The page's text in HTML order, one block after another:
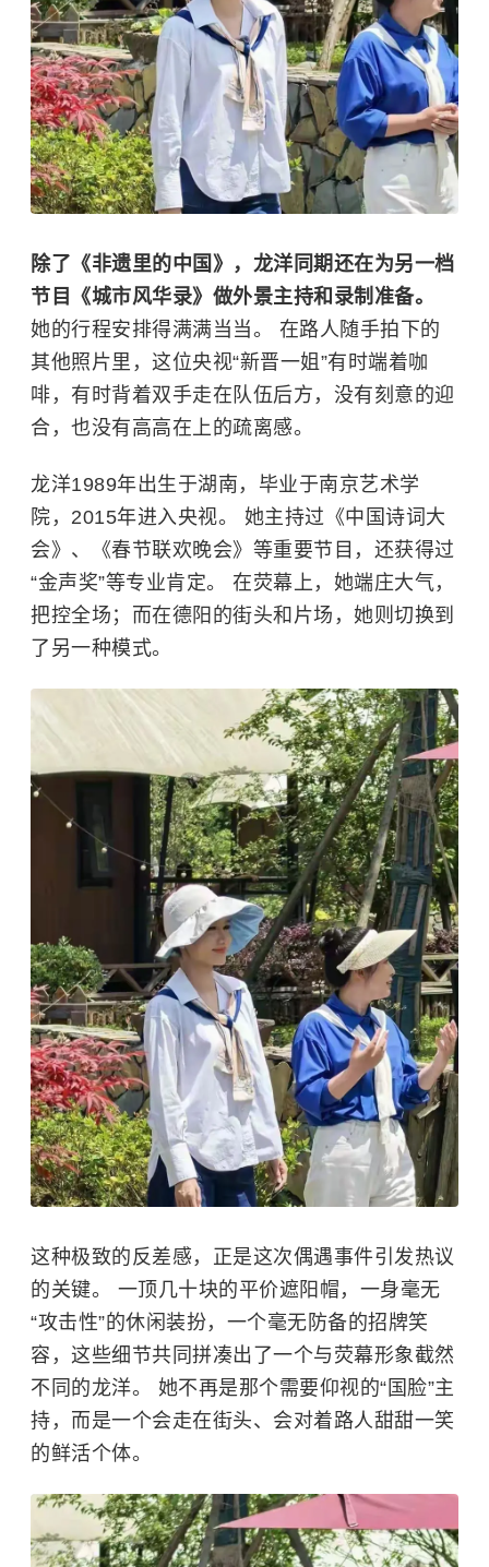
除了《非遗里的中国》，龙洋同期还在为另一档
节目《城市风华录》做外景主持和录制准备。
她的行程安排得满满当当。 在路人随手拍下的
其他照片里，这位央视“新晋一姐”有时端着咖
啡，有时背着双手走在队伍后方，没有刻意的迎
合，也没有高高在上的疏离感。
龙洋1989年出生于湖南，毕业于南京艺术学
院，2015年进入央视。 她主持过《中国诗词大
会》、《春节联欢晚会》等重要节目，还获得过
“金声奖”等专业肯定。 在荧幕上，她端庄大气，
把控全场；而在德阳的街头和片场，她则切换到
了另一种模式。
这种极致的反差感，正是这次偶遇事件引发热议
的关键。 一顶几十块的平价遮阳帽，一身毫无
“攻击性”的休闲装扮，一个毫无防备的招牌笑
容，这些细节共同拼凑出了一个与荧幕形象截然
不同的龙洋。 她不再是那个需要仰视的“国脸”主
持，而是一个会走在街头、会对着路人甜甜一笑
的鲜活个体。